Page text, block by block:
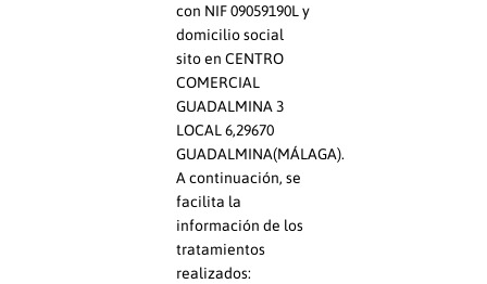
con NIF 09059190L y
domicilio social
sito en CENTRO
COMERCIAL
GUADALMINA 3
LOCAL 6,29670
GUADALMINA(MÁLAGA).
A continuación, se
facilita la
información de los
tratamientos
realizados: